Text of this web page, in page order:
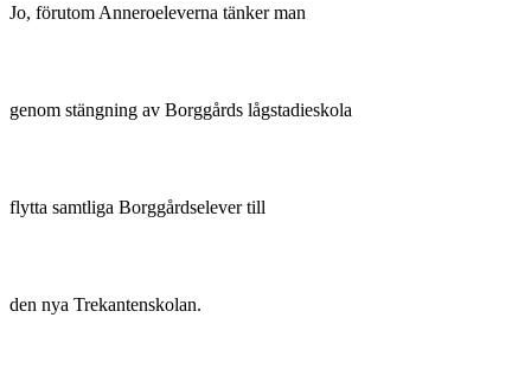
Jo, förutom Anneroeleverna tänker man
genom stängning av Borggårds lågstadieskola
flytta samtliga Borggårdselever till
den nya Trekantenskolan.